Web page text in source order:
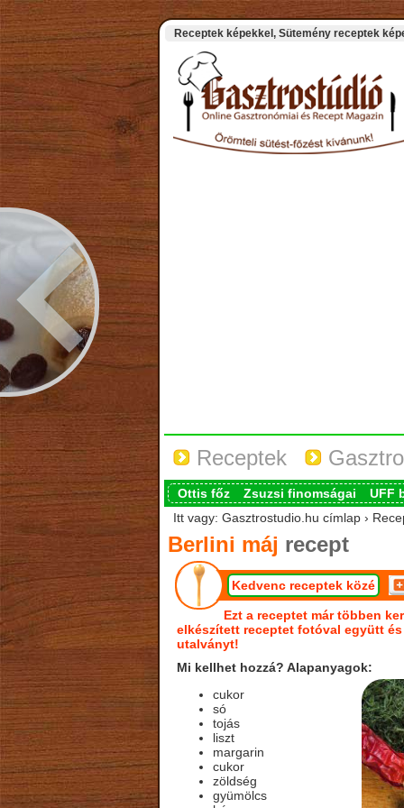
Receptek képekkel, Sütemény receptek
Receptek
Ottis főz Zsuzsi finomságai
UFF
Itt vagy: Gasztrostudio.hu címlap ›
Berlini máj recept
Kedvenc receptek közé
Ezt a receptet már többen
elkészített receptet fotóval együtt
utalványt!
Mi kellhet hozzá? Alapanyagok:
cukor
só
tojás
liszt
margarin
cukor
zöldség
gyümölcs